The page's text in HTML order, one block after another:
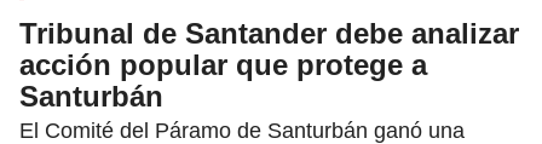
Tribunal de Santander debe analizar
acción popular que protege a
Santurbán
El Comité del Páramo de Santurbán ganó una